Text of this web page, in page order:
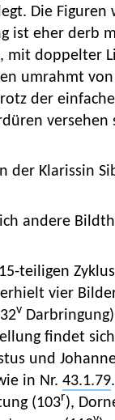
Die
ist eher derb
mit doppelter
umrahmt
der
Klarissin
andere
teiligen
vier
v
findet
und
in Nr. 43.1.79
(103r),